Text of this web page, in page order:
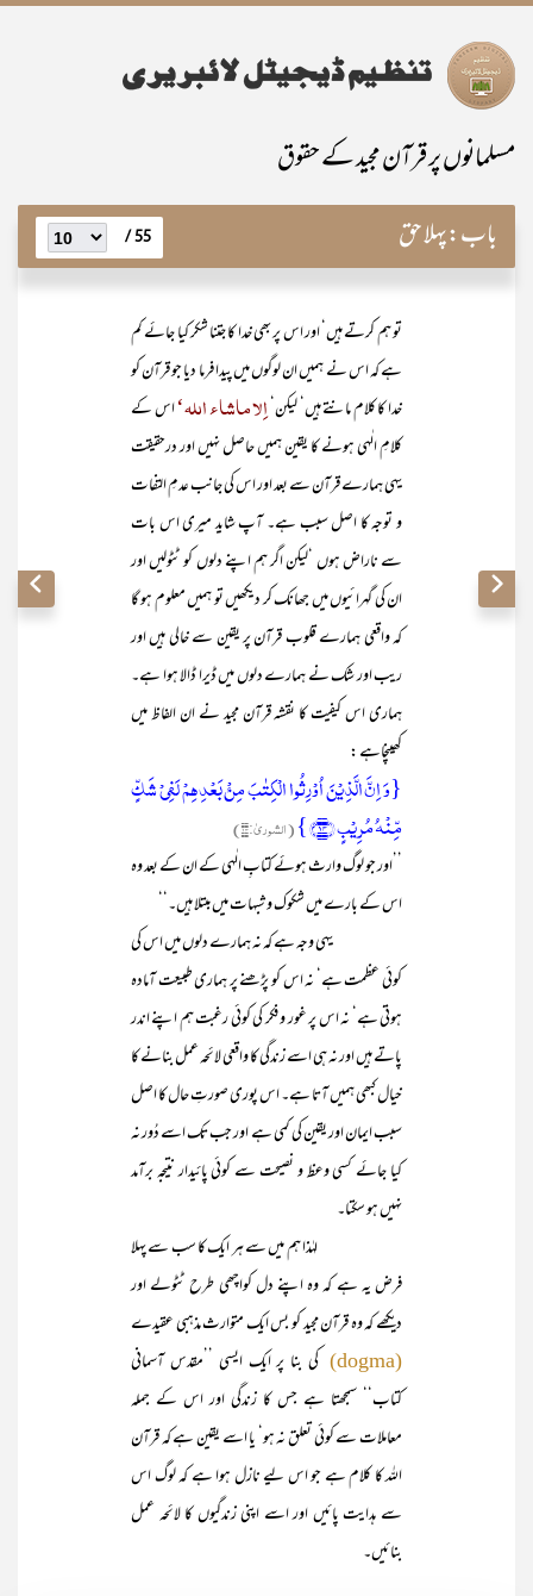
مسلمانوں پر قرآن مجید کے حقوق
باب:پہلا حق 55 /
تو ہم کرتے ہیں‘ اور اس پر بھی خدا کا جتنا شکر کیا جائے کم
ہے کہ اس نے ہمیں ان لوگوں میں پیدا فرما دیا جو قرآن کو
خدا کا کلام مانتے ہیں‘ لیکن‘اِلا ماشاء اللہ‘اس کے
کلامِ الٰہی ہونے کا یقین ہمیں حاصل نہیں اور درحقیقت
یہی ہمارے قرآن سے بعد اور اس کی جانب عدمِ التفات
و توجہ کا اصل سبب ہے۔ آپ شاید میری اس بات
سے ناراض ہوں ‘لیکن اگر ہم اپنے دلوں کو ٹٹولیں اور
ان کی گہرائیوں میں جھانک کر دیکھیں تو ہمیں معلوم ہو گا
کہ واقعی ہمارے قلوب قرآن پر یقین سے خالی ہیں اور
ریب اور شک نے ہمارے دلوں میں ڈیرا ڈالا ہوا ہے۔
ہماری اس کیفیت کا نقشہ قرآن مجید نے ان الفاظ میں
کھینچاہے :
{وَ اِنَّ الَّذِیۡنَ اُوۡرِثُوا الۡکِتٰبَ مِنۡۢ بَعۡدِہِمۡ لَفِیۡ شَکٍّ
مِّنۡہُ مُرِیۡبٍ ﴿۱۴﴾ }
(الشوریٰ:۱۴)
’’اور جو لوگ وارث ہوئے کتابِ الٰہی کے ان کے بعد وہ
اس کے بارے میں شکوک و شبہات میں مبتلا ہیں۔‘‘
یہی وجہ ہے کہ نہ ہمارے دلوں میں اس کی
کوئی عظمت ہے‘ نہ اس کو پڑھنے پر ہماری طبیعت آمادہ
ہوتی ہے‘ نہ اس پر غور و فکر کی کوئی رغبت ہم اپنے اندر
پاتے ہیں اور نہ ہی اسے زندگی کا واقعی لائحہ عمل بنانے کا
خیال کبھی ہمیں آتا ہے۔ اس پوری صورتِ حال کا اصل
سبب ایمان اور یقین کی کمی ہے اور جب تک اسے دُور نہ
کیا جائے کسی وعظ و نصیحت سے کوئی پائیدار نتیجہ برآمد
نہیں ہو سکتا۔
لہٰذا ہم میں سے ہر ایک کا سب سے پہلا
فرض یہ ہے کہ وہ اپنے دل کواچھی طرح ٹٹولے اور
دیکھے کہ وہ قرآن مجید کو بس ایک متوارث مذہبی عقیدے
(dogma)
کی بنا پر ایک ایسی ’’مقدس آسمانی
کتاب‘‘ سمجھتا ہے جس کا زندگی اور اس کے جملہ
معاملات سے کوئی تعلق نہ ہو‘ یا اسے یقین ہے کہ قرآن
اللہ کا کلام ہے جو اس لیے نازل ہوا ہے کہ لوگ اس
سے ہدایت پائیں اور اسے اپنی زندگیوں کا لائحہ عمل
بنائیں۔